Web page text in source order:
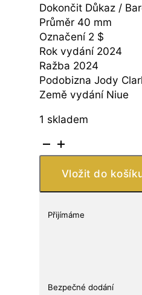
Dokončit Důkaz /
Průměr 40 mm
Označení 2 $
Rok vydání 2024
Ražba 2024
Podobizna Jody
Země vydání Niue
1 skladem
New
Zealand
GREETINGS
STŘÍBRNÁ
Vložit do
Přijímáme
Bezpečné dodání